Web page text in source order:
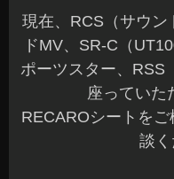
現在、RCS（サウン
ドMV、SR-C（
ポーツスター、RSS
座っていた
RECAROシートを
談